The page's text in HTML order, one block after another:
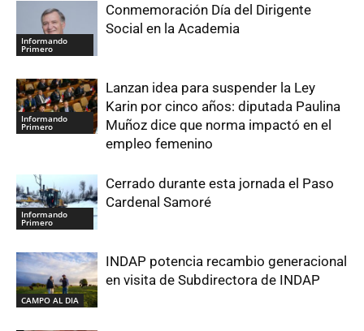
Informando
Primero
Conmemoración Día del Dirigente
Social en la Academia
Informando
Primero
Lanzan idea para suspender la Ley
Karin por cinco años: diputada Paulina
Muñoz dice que norma impactó en el
empleo femenino
Informando
Primero
Cerrado durante esta jornada el Paso
Cardenal Samoré
CAMPO AL DIA
INDAP potencia recambio generacional
en visita de Subdirectora de INDAP